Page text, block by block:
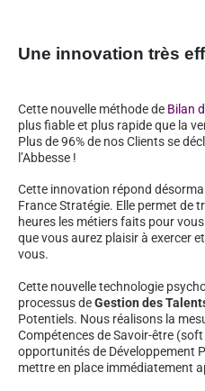
Une innovation très
Cette nouvelle méthode de Bilan
plus fiable et plus rapide que la
Plus de 96% de nos Clients se
l’Abbesse !
Cette innovation répond
France Stratégie. Elle permet de
heures les métiers faits pour
que vous aurez plaisir à exercer
vous.
Cette nouvelle technologie
processus deGestion des
Potentiels. Nous réalisons la
Compétences de Savoir-être
opportunités de Développement
mettre en place immédiatement